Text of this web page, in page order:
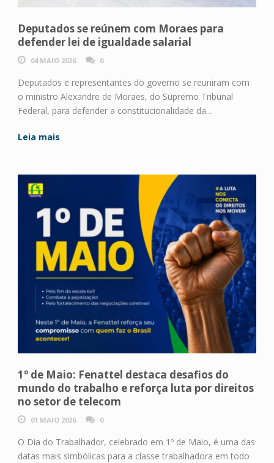
Deputados se reúnem com Moraes para
defender lei de igualdade salarial
04 MAIO 2026 0
Deputados e representantes do governo se reuniram com
o ministro Alexandre de Moraes, do Supremo Tribunal
Federal, para defender a constitucionalidade da...
Leia mais
1º de Maio: Fenattel destaca desafios do
mundo do trabalho e reforça luta por direitos
no setor de telecom
01 MAIO 2026 0
O Dia do Trabalhador, celebrado em 1º de Maio, é uma das
datas mais simbólicas para a classe trabalhadora em todo